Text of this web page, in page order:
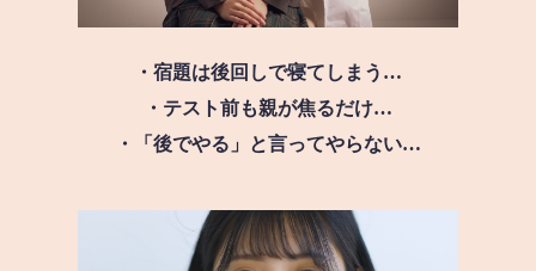
・宿題は後回しで寝てしまう…
・テスト前も親が焦るだけ…
・「後でやる」と言ってやらない…